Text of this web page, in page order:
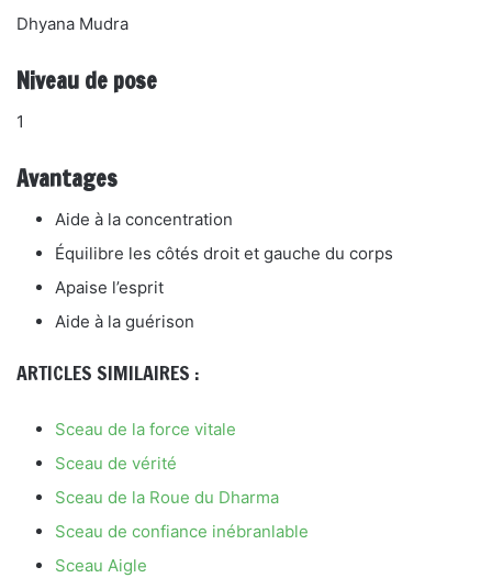
Dhyana Mudra
Niveau de pose
1
Avantages
Aide à la concentration
Équilibre les côtés droit et gauche du corps
Apaise l’esprit
Aide à la guérison
ARTICLES SIMILAIRES :
Sceau de la force vitale
Sceau de vérité
Sceau de la Roue du Dharma
Sceau de confiance inébranlable
Sceau Aigle